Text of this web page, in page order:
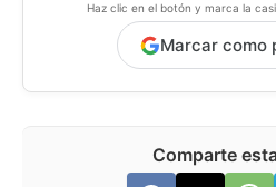
Haz clic en el botón y marca la
Marcar como
Comparte